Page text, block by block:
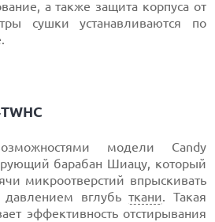
а также защита корпуса от
сушки устанавливаются по
модели Candy
барабан Шиацу, который
микроотверстий впрыскивать
вглубьткани. Такая
эффективность отстирывания